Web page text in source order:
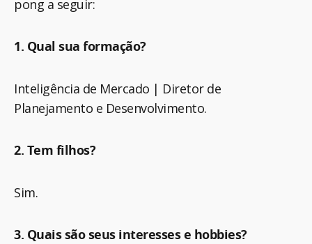
pong a seguir:
1. Qual sua formação?
Inteligência de Mercado | Diretor de
Planejamento e Desenvolvimento.
2. Tem filhos?
Sim.
3. Quais são seus interesses e hobbies?